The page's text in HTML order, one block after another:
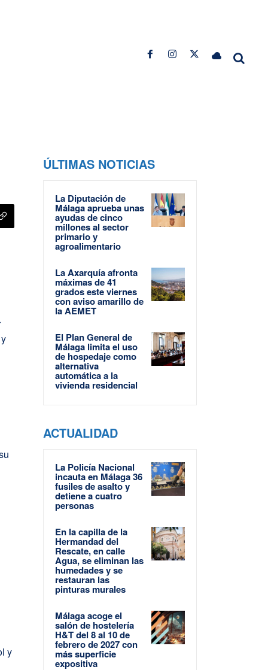
y
ÚLTIMAS NOTICIAS
La Diputación de
Málaga aprueba unas
ayudas de cinco
millones al sector
primario y
agroalimentario
La Axarquía afronta
máximas de 41
grados este viernes
con aviso amarillo de
la AEMET
El Plan General de
Málaga limita el uso
de hospedaje como
alternativa
automática a la
vivienda residencial
ACTUALIDAD
La Policía Nacional
incauta en Málaga 36
fusiles de asalto y
detiene a cuatro
personas
En la capilla de la
Hermandad del
Rescate, en calle
Agua, se eliminan las
humedades y se
restauran las
pinturas murales
Málaga acoge el
salón de hostelería
H&T del 8 al 10 de
febrero de 2027 con
más superficie
expositiva